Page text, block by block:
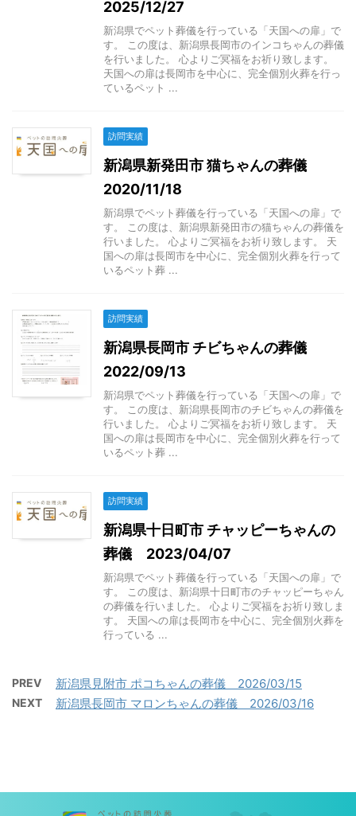
2025/12/27
新潟県でペット葬儀を行っている「天国への扉」で
す。 この度は、新潟県長岡市のインコちゃんの葬儀
を行いました。 心よりご冥福をお祈り致します。
天国への扉は長岡市を中心に、完全個別火葬を行っ
ているペット ...
訪問実績
新潟県新発田市 猫ちゃんの葬儀
2020/11/18
新潟県でペット葬儀を行っている「天国への扉」で
す。 この度は、新潟県新発田市の猫ちゃんの葬儀を
行いました。 心よりご冥福をお祈り致します。 天
国への扉は長岡市を中心に、完全個別火葬を行って
いるペット葬 ...
訪問実績
新潟県長岡市 チビちゃんの葬儀
2022/09/13
新潟県でペット葬儀を行っている「天国への扉」で
す。 この度は、新潟県長岡市のチビちゃんの葬儀を
行いました。 心よりご冥福をお祈り致します。 天
国への扉は長岡市を中心に、完全個別火葬を行って
いるペット葬 ...
訪問実績
新潟県十日町市 チャッピーちゃんの
葬儀 2023/04/07
新潟県でペット葬儀を行っている「天国への扉」で
す。 この度は、新潟県十日町市のチャッピーちゃん
の葬儀を行いました。 心よりご冥福をお祈り致しま
す。 天国への扉は長岡市を中心に、完全個別火葬を
行っている ...
PREV 新潟県見附市 ポコちゃんの葬儀 2026/03/15
NEXT 新潟県長岡市 マロンちゃんの葬儀 2026/03/16